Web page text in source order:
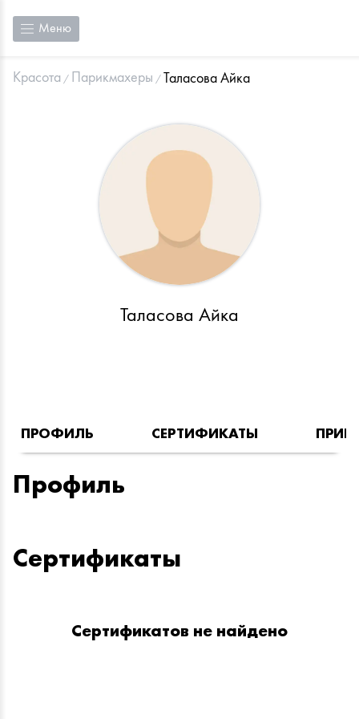
Меню
Красота Парикмахеры Таласова Айка
Таласова Айка
ПРОФИЛЬ СЕРТИФИКАТЫ
Профиль
Сертификаты
Сертификатов не найдено